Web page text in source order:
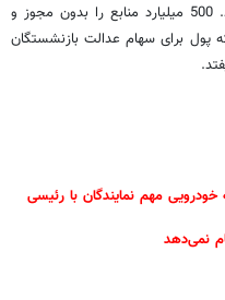
در جلسه شرکت می کند و تصمیم می گیرد. 500 میلیارد منابع را بدون مجوز و
پول برای سهام عدالت بازنشستگان
مهم نمایندگان با رئیسی